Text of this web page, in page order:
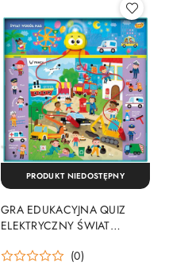
GRA EDUKACYJNA QUIZ
ELEKTRYCZNY ŚWIAT
SP98278 ANEK(0)
PRODUKT NIEDOSTĘPNY